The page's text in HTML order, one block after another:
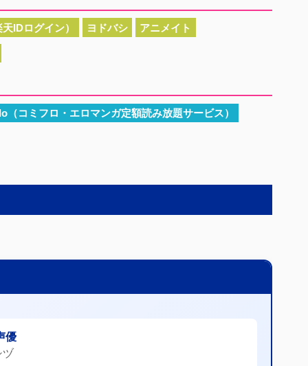
IDログイン） ヨドバシ アニメイト
（コミフロ・エロマンガ定額読み放題サービス）
優
ヅ